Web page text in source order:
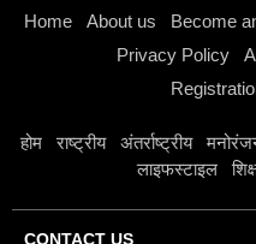
Home About us Become
Privacy Policy
होम राष्ट्रीय अंतर्राष्ट्रीय
लाइफस्टाइल
CONTACT US